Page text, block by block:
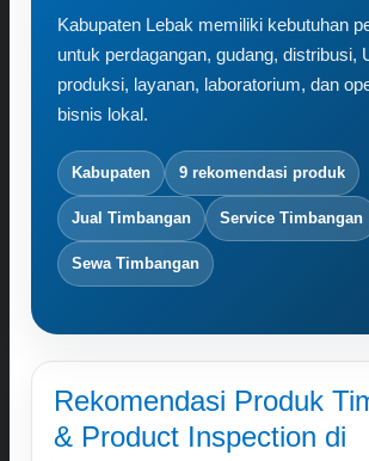
Kontak
Search
Kabupaten Lebak memiliki kebutuhan
untuk perdagangan, gudang, distribusi,
produksi, layanan, laboratorium, dan
bisnis lokal.
Kabupaten 9 rekomendasi produk
Jual Timbangan Service Timbangan
Sewa Timbangan
Rekomendasi Produk
& Product Inspection di